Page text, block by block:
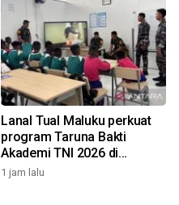
Lanal Tual Maluku perkuat
program Taruna Bakti
Akademi TNI 2026 di
Sekolah Rakyat
1 jam lalu